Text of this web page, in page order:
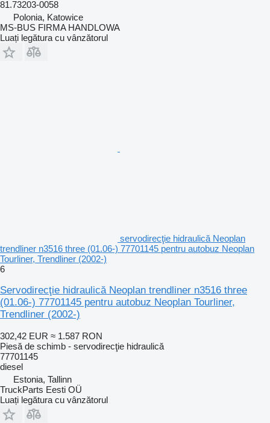
81.73203-0058
Polonia, Katowice
MS-BUS FIRMA HANDLOWA
Luați legătura cu vânzătorul
servodirecţie hidraulică Neoplan
trendliner n3516 three (01.06-) 77701145 pentru autobuz Neoplan
Tourliner, Trendliner (2002-)
6
Servodirecţie hidraulică Neoplan trendliner n3516 three
(01.06-) 77701145 pentru autobuz Neoplan Tourliner,
Trendliner (2002-)
302,42 EUR ≈ 1.587 RON
Piesă de schimb - servodirecţie hidraulică
77701145
diesel
Estonia, Tallinn
TruckParts Eesti OÜ
Luați legătura cu vânzătorul